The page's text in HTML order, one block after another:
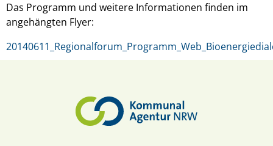
Das Programm und weitere Informationen finden im
angehängten Flyer: